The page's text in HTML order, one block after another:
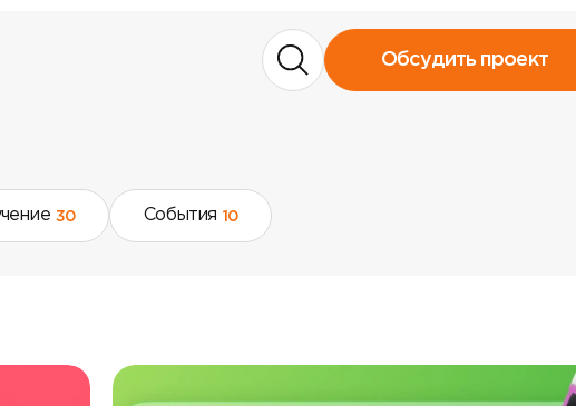
Обсудить проект
30 События 10